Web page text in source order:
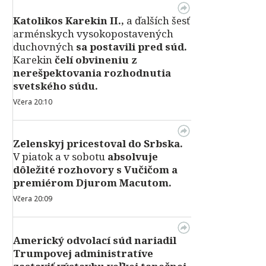
Katolikos Karekin II., a ďalších šesť
arménskych vysokopostavených
duchovných sa postavili pred súd.
Karekinčelí obvineniu z
nerešpektovania rozhodnutia
svetského súdu.
Včera 20:10
Zelenskyj pricestoval do Srbska.
V piatok a v sobotu absolvuje
dôležité rozhovory s Vučičom a
premiérom Djurom Macutom.
Včera 20:09
Americký odvolací súd nariadil
Trumpovej administratíve